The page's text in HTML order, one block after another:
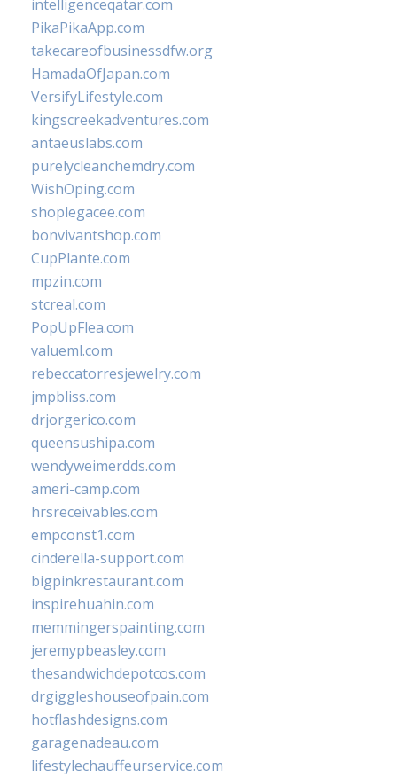
intelligenceqatar.com
PikaPikaApp.com
takecareofbusinessdfw.org
HamadaOfJapan.com
VersifyLifestyle.com
kingscreekadventures.com
antaeuslabs.com
purelycleanchemdry.com
WishOping.com
shoplegacee.com
bonvivantshop.com
CupPlante.com
mpzin.com
stcreal.com
PopUpFlea.com
valueml.com
rebeccatorresjewelry.com
jmpbliss.com
drjorgerico.com
queensushipa.com
wendyweimerdds.com
ameri-camp.com
hrsreceivables.com
empconst1.com
cinderella-support.com
bigpinkrestaurant.com
inspirehuahin.com
memmingerspainting.com
jeremypbeasley.com
thesandwichdepotcos.com
drgiggleshouseofpain.com
hotflashdesigns.com
garagenadeau.com
lifestylechauffeurservice.com